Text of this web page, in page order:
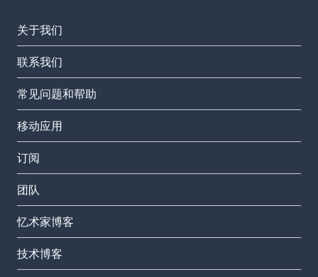
关于我们
联系我们
常见问题和帮助
移动应用
订阅
团队
忆术家博客
技术博客